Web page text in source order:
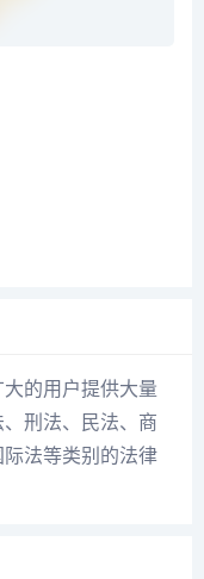
的用户提供大量
刑法、民法、商
法等类别的法律